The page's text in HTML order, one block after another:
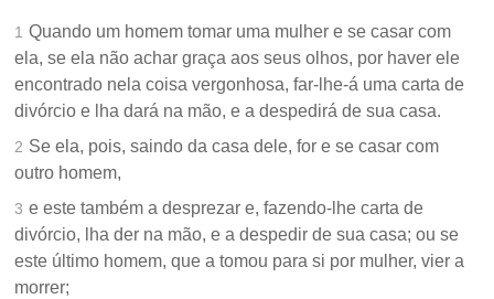
1 Quando um homem tomar uma mulher e se casar com
ela, se ela não achar graça aos seus olhos, por haver ele
encontrado nela coisa vergonhosa, far-lhe-á uma carta de
divórcio e lha dará na mão, e a despedirá de sua casa.
2 Se ela, pois, saindo da casa dele, for e se casar com
outro homem,
3 e este também a desprezar e, fazendo-lhe carta de
divórcio, lha der na mão, e a despedir de sua casa; ou se
este último homem, que a tomou para si por mulher, vier a
morrer;